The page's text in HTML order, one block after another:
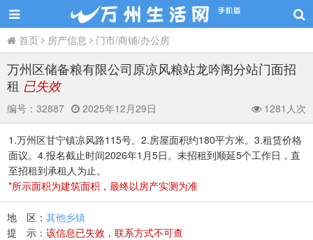
首页 房产信息 门市/商铺/办公房
万州区储备粮有限公司原凉风粮站龙吟阁分站门面招
租 已失效
编号： 32887 2025年12月29日 1281人次
1.万州区甘宁镇凉风路115号。2.房屋面积约180平方米。3.租赁价格
面议。4.报名截止时间2026年1月5日。未招租到顺延5个工作日，直
至招租到承租人为止。
*所示面积为建筑面积，最终以房产实测为准
地 区： 其他乡镇
提 示： 该信息已失效，联系方式不可查